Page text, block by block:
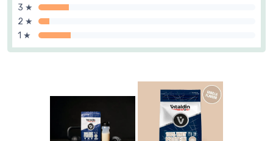
3 ★
2 ★
1 ★